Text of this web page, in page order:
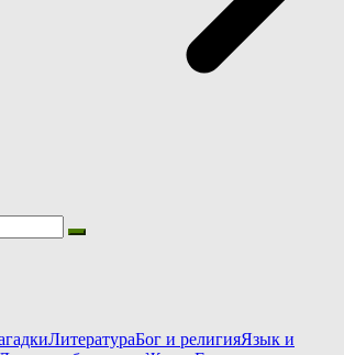
ЛитератураБог и религияЯзык и